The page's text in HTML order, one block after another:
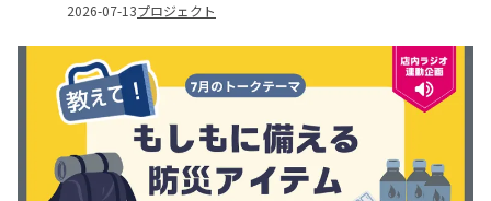
2026-07-13プロジェクト